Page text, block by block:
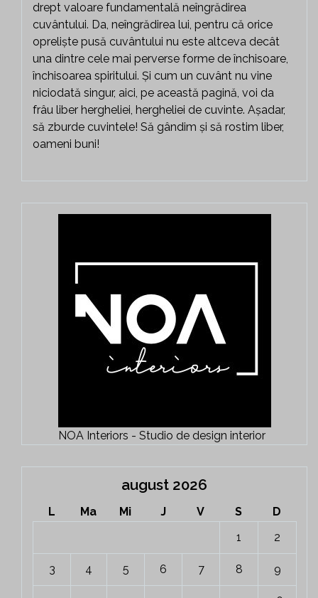
drept valoare fundamentală neîngrădirea
cuvântului. Da, neîngrădirea lui, pentru că orice
opreliște pusă cuvântului nu este altceva decât
una dintre cele mai perverse forme de închisoare,
închisoarea spiritului. Și cum un cuvânt nu vine
niciodată singur, aici, pe această pagină, voi da
frâu liber hergheliei, hergheliei de cuvinte. Așadar,
să zburde cuvintele! Să gândim și să rostim liber,
oameni buni!
NOA Interiors - Studio de design interior
august 2026
L Ma Mi J V S
D
1
2
3 4 5 6 7 8 9